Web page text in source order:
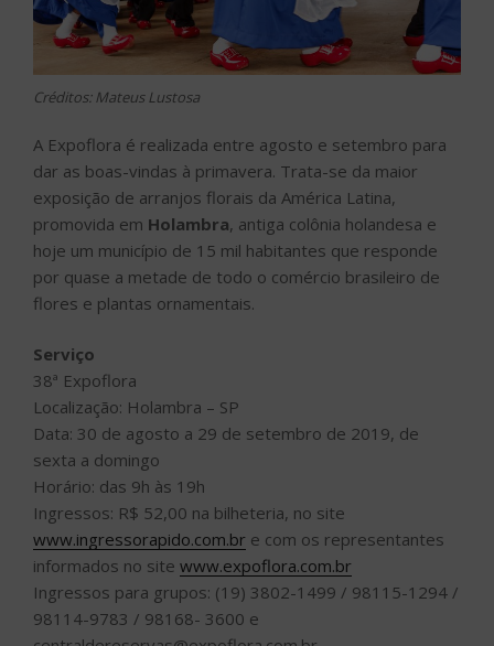
Créditos: Mateus Lustosa
A Expoflora é realizada entre agosto e setembro para
dar as boas-vindas à primavera. Trata-se da maior
exposição de arranjos florais da América Latina,
promovida em Holambra, antiga colônia holandesa e
hoje um município de 15 mil habitantes que responde
por quase a metade de todo o comércio brasileiro de
flores e plantas ornamentais.
Serviço
38ª Expoflora
Localização: Holambra – SP
Data: 30 de agosto a 29 de setembro de 2019, de
sexta a domingo
Horário: das 9h às 19h
Ingressos: R$ 52,00 na bilheteria, no site
www.ingressorapido.com.br e com os representantes
informados no site www.expoflora.com.br
Ingressos para grupos: (19) 3802-1499 / 98115-1294 /
98114-9783 / 98168- 3600 e